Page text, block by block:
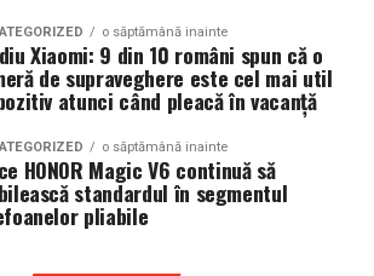
Stirbey Voda devine din nou
ul verii se asculta, dar mai ales
si detaliile logistice sunt disponibile
www.summerwell.rosi pe pagina de
@summerwellfest.
este un festival Orange, sustinut de
o săptămână inainte
Xiaomi: 9 din 10 români spun că o
de supraveghere este cel mai util
atunci când pleacă în vacanță
o săptămână inainte
HONOR Magic V6 continuă să
standardul în segmentul
pliabile